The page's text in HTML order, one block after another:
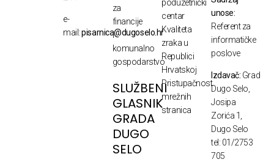
e-
mail:pisarnica@dugoselo.hr
za
financije
i
komunalno
gospodarstvo
SLUŽBENI
GLASNIK
GRADA
DUGO
SELO
poduzetnički
centar
Kvaliteta
zraka u
Republici
Hrvatskoj
Pristupačnost
mrežnih
stranica
unose:
Referent za
informatičke
poslove
Izdavač: Grad
Dugo Selo,
Josipa
Zorića 1,
Dugo Selo
tel: 01/2753
705